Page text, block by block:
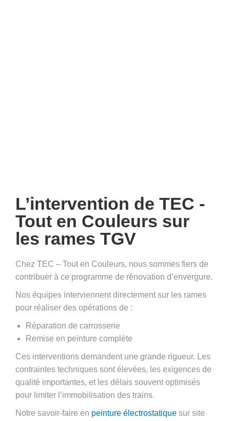
L’intervention de TEC -
Tout en Couleurs sur
les rames TGV
Chez TEC – Tout en Couleurs, nous sommes fiers de
contribuer à ce programme de rénovation d’envergure.
Nos équipes interviennent directement sur les rames
pour réaliser des opérations de :
Réparation de carrosserie
Remise en peinture complète
Ces interventions demandent une grande rigueur. Les
contraintes techniques sont élevées, les exigences de
qualité importantes, et les délais souvent optimisés
pour limiter l’immobilisation des trains.
Notre savoir-faire en peinture électrostatique sur site